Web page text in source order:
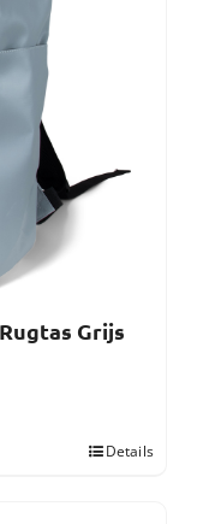
Grijs
Details